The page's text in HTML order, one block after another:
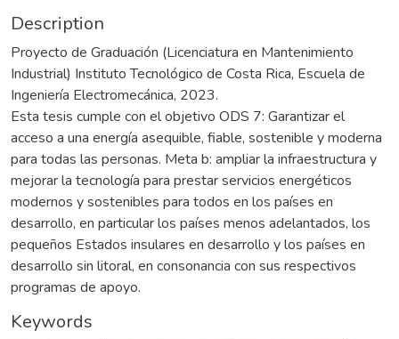
Description
Proyecto de Graduación (Licenciatura en Mantenimiento
Industrial) Instituto Tecnológico de Costa Rica, Escuela de
Ingeniería Electromecánica, 2023.
Esta tesis cumple con el objetivo ODS 7: Garantizar el
acceso a una energía asequible, fiable, sostenible y moderna
para todas las personas. Meta b: ampliar la infraestructura y
mejorar la tecnología para prestar servicios energéticos
modernos y sostenibles para todos en los países en
desarrollo, en particular los países menos adelantados, los
pequeños Estados insulares en desarrollo y los países en
desarrollo sin litoral, en consonancia con sus respectivos
programas de apoyo.
Keywords